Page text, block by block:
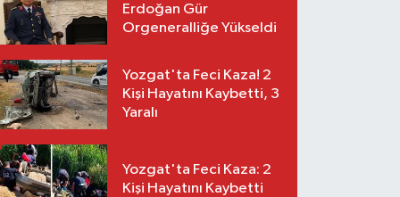
Erdoğan Gür
Orgeneralliğe Yükseldi
Yozgat'ta Feci Kaza! 2
Kişi Hayatını Kaybetti, 3
Yaralı
Yozgat'ta Feci Kaza: 2
Kişi Hayatını Kaybetti